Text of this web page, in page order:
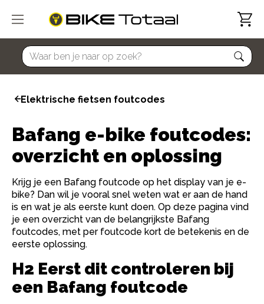
home
Elektrische fietsen foutcodes
Bafang e-bike foutcodes:
overzicht en oplossing
Krijg je een Bafang foutcode op het display van je e-
bike? Dan wil je vooral snel weten wat er aan de hand
is en wat je als eerste kunt doen. Op deze pagina vind
je een overzicht van de belangrijkste Bafang
foutcodes, met per foutcode kort de betekenis en de
eerste oplossing.
H2 Eerst dit controleren bij
een Bafang foutcode